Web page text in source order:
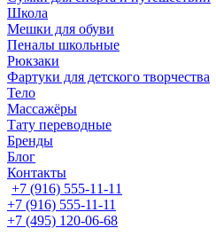
Школа
Мешки для обуви
Пеналы школьные
Рюкзаки
Фартуки для детского творчества
Тело
Массажёры
Тату переводные
Бренды
Блог
Контакты
+7 (916) 555-11-11
+7 (916) 555-11-11
+7 (495) 120-06-68